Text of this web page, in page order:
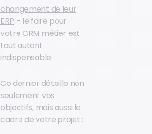
changement de leur
ERP – le faire pour
votre CRM métier est
tout autant
indispensable.
Ce dernier détaille non
seulement vos
objectifs, mais aussi le
cadre de votre projet :